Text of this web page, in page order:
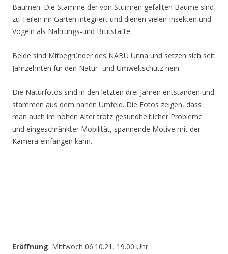
Bäumen. Die Stämme der von Stürmen gefällten Bäume sind
zu Teilen im Garten integriert und dienen vielen Insekten und
Vögeln als Nahrungs-und Brutstätte.
Beide sind Mitbegründer des NABU Unna und setzen sich seit
Jahrzehnten für den Natur- und Umweltschutz nein.
Die Naturfotos sind in den letzten drei Jahren entstanden und
stammen aus dem nahen Umfeld. Die Fotos zeigen, dass
man auch im hohen Alter trotz gesundheitlicher Probleme
und eingeschränkter Mobilität, spannende Motive mit der
Kamera einfangen kann.
Eröffnung: Mittwoch 06.10.21, 19.00 Uhr